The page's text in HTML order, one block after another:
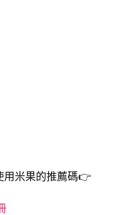
用米果的推薦碼👉